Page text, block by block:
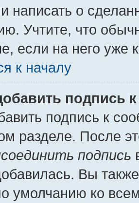
написать о
Учтите, что
если на него уже
к началу
подпись
подпись к
разделе. После
подпись
Вы
умолчанию ко